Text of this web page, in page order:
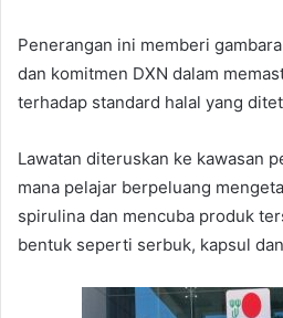
Penerangan ini memberi
dan komitmen DXN dalam
terhadap standard halal yang
Lawatan diteruskan ke kawasan
mana pelajar berpeluang
spirulina dan mencuba produk
bentuk seperti serbuk, kapsul